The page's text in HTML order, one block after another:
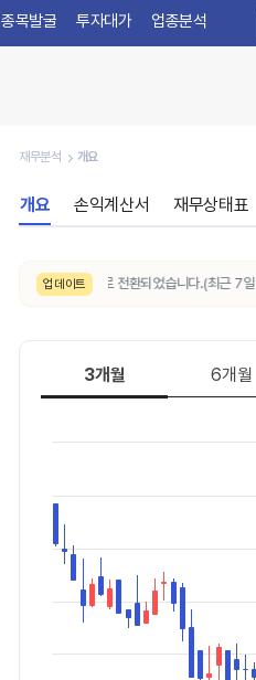
종목발굴 투자대가 업종분석
재무분석 개요
개요 손익계산서 재무상태표
업데이트
약세 → 중립 으로 전환되었습니다.(최근 7일 주
3개월 6개월